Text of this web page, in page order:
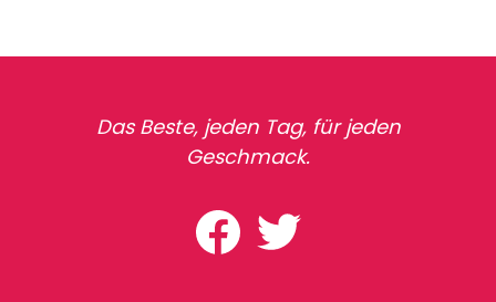
Das Beste, jeden Tag, für jeden
Geschmack.